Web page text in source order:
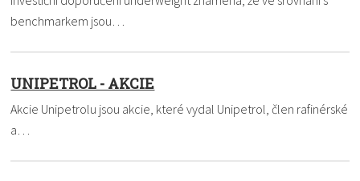
benchmarkem jsou…
UNIPETROL - AKCIE
Akcie Unipetrolu jsou akcie, které vydal Unipetrol, člen rafinérské
a…